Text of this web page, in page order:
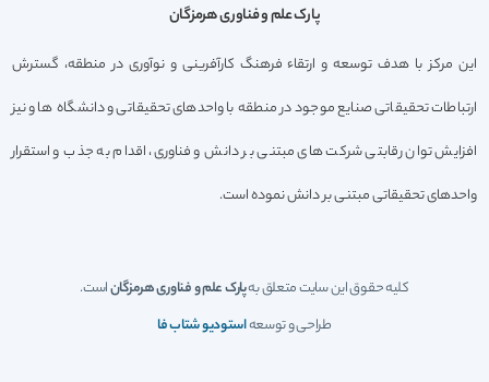
پارک علم و فناوری هرمزگان
این مرکز با هدف توسعه و ارتقاء فرهنگ کارآفرینی و نوآوری در منطقه، گسترش
ارتباطات تحقیقاتی صنایع موجود در منطقه با واحدهای تحقیقاتی و دانشگاه ها و نیز
افزایش توان رقابتی شرکت های مبتنی بر دانش و فناوری، اقدام به جذب و استقرار
واحدهای تحقیقاتی مبتنی بر دانش نموده است.
کلیه حقوق این سایت متعلق بهپارک علم و فناوری هرمزگاناست.
طراحی و توسعهاستودیو شتاب فا